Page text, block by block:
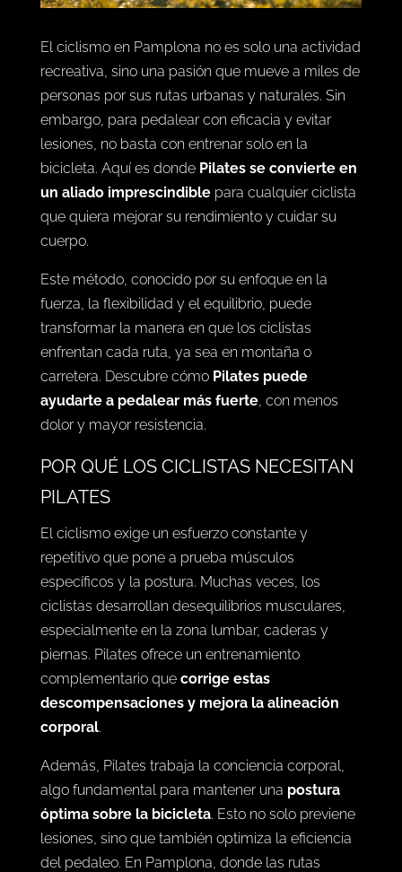
El ciclismo en Pamplona no es solo una actividad
recreativa, sino una pasión que mueve a miles de
personas por sus rutas urbanas y naturales. Sin
embargo, para pedalear con eficacia y evitar
lesiones, no basta con entrenar solo en la
bicicleta. Aquí es donde Pilates se convierte en
un aliado imprescindiblepara cualquier ciclista
que quiera mejorar su rendimiento y cuidar su
cuerpo.
Este método, conocido por su enfoque en la
fuerza, la flexibilidad y el equilibrio, puede
transformar la manera en que los ciclistas
enfrentan cada ruta, ya sea en montaña o
carretera. Descubre cómo Pilates puede
ayudarte a pedalear más fuerte, con menos
dolor y mayor resistencia.
POR QUÉ LOS CICLISTAS NECESITAN
PILATES
El ciclismo exige un esfuerzo constante y
repetitivo que pone a prueba músculos
específicos y la postura. Muchas veces, los
ciclistas desarrollan desequilibrios musculares,
especialmente en la zona lumbar, caderas y
piernas. Pilates ofrece un entrenamiento
complementario que corrige estas
descompensaciones y mejora la alineación
corporal.
Además, Pilates trabaja la conciencia corporal,
algo fundamental para mantener una postura
óptima sobre la bicicleta. Esto no solo previene
lesiones, sino que también optimiza la eficiencia
del pedaleo. En Pamplona, donde las rutas